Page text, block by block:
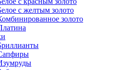
с желтым золото
золото